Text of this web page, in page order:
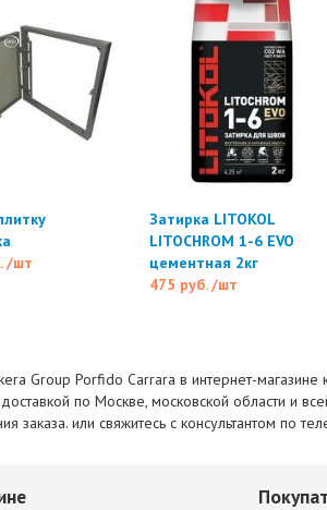
/шт
Затирка LITOKOL
LITOCHROM 1-6 EVO
цементная 2кг
475 руб./шт
Group Porfido Carrara в интернет-
доставкой по Москве, московской области и
заказа. или свяжитесь с консультантом по